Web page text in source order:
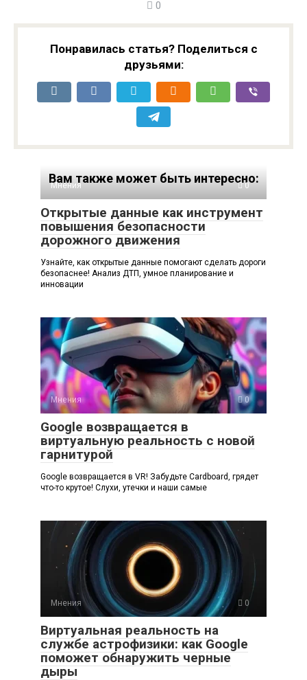
0
Понравилась статья? Поделиться с
друзьями:
Вам также может быть интересно:
Мнения 0
Открытые данные как инструмент
повышения безопасности
дорожного движения
Узнайте, как открытые данные помогают сделать дороги
безопаснее! Анализ ДТП, умное планирование и
инновации
Мнения 0
Google возвращается в
виртуальную реальность с новой
гарнитурой
Google возвращается в VR! Забудьте Cardboard, грядет
что-то крутое! Слухи, утечки и наши самые
Мнения 0
Виртуальная реальность на
службе астрофизики: как Google
поможет обнаружить черные
дыры